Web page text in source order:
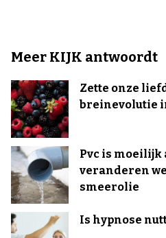
Meer KIJK antwoordt
Zette onze
breinevolutie
Pvc is
veranderen
smeerolie
Is hypnose